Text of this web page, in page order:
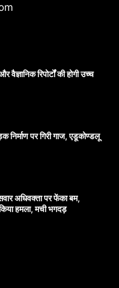
वैज्ञानिक रिपोर्टों की होगी उच्च
निर्माण पर गिरी गाज, एडूकोण्डलू
अधिवक्ता पर फेंका बम,
हमला, मची भगदड़